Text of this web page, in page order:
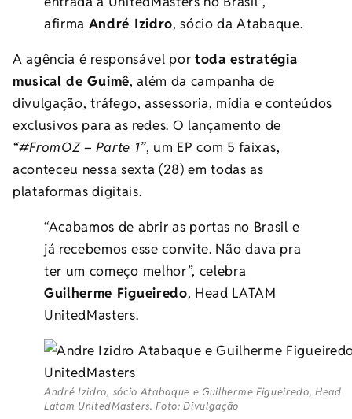
afirma André Izidro, sócio da Atabaque.
A agência é responsável portoda estratégia
musical de Guimê, além da campanha de
divulgação, tráfego, assessoria, mídia e conteúdos
exclusivos para as redes. O lançamento de
“#FromOZ – Parte 1”, um EP com 5 faixas,
aconteceu nessa sexta (28) em todas as
plataformas digitais.
“Acabamos de abrir as portas no Brasil e
já recebemos esse convite. Não dava pra
ter um começo melhor”, celebra
Guilherme Figueiredo, Head LATAM
UnitedMasters.
André Izidro, sócio Atabaque e Guilherme Figueiredo, Head
Latam UnitedMasters. Foto: Divulgação